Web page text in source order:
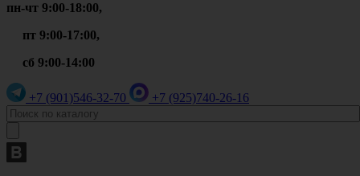
пн-чт 9:00-18:00,
пт 9:00-17:00,
сб 9:00-14:00
+7 (901)546-32-70 +7 (925)740-26-16